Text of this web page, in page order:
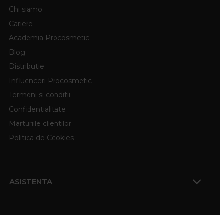
Chi siamo
Cariere
Academia Procosmetic
Blog
Distributie
Influenceri Procosmetic
Termeni si conditii
Confidentialitate
Marturiile clientilor
Politica de Cookies
ASISTENTA